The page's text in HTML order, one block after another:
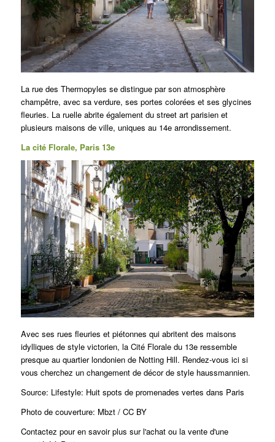
La rue des Thermopyles se distingue par son atmosphère
champêtre, avec sa verdure, ses portes colorées et ses glycines
fleuries. La ruelle abrite également du street art parisien et
plusieurs maisons de ville, uniques au 14e arrondissement.
La cité Florale, Paris 13e
Avec ses rues fleuries et piétonnes qui abritent des maisons
idylliques de style victorien, la Cité Florale du 13e ressemble
presque au quartier londonien de Notting Hill. Rendez-vous ici si
vous cherchez un changement de décor de style haussmannien.
Source: Lifestyle: Huit spots de promenades vertes dans Paris
Photo de couverture: Mbzt / CC BY
Contactez pour en savoir plus sur l'achat ou la vente d'une